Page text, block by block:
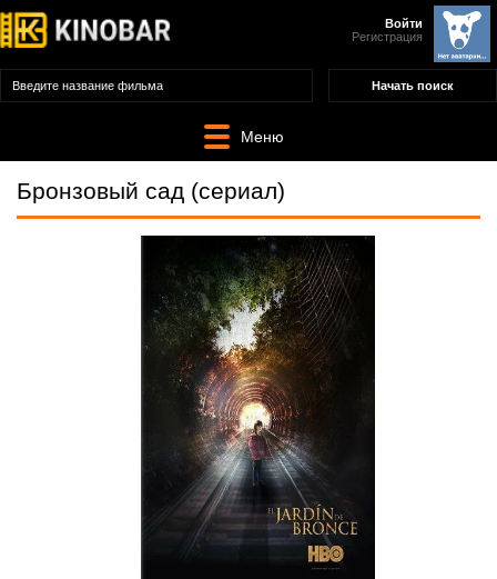
Войти
Регистрация
Меню
Бронзовый сад (сериал)